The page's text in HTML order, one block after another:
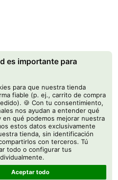
es importante para
para que nuestra tienda
fiable (p. ej., carrito de compra
🍪 Con tu consentimiento,
nos ayudan a entender qué
en qué podemos mejorar nuestra
estos datos exclusivamente
tienda, sin identificación
con terceros. Tú
todo o configurar tus
Aceptar todo